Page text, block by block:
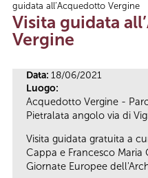
Tu sei qui
guidata all’Acquedotto Vergine
Visita guidata
Vergine
Data: 18/06/2021
Luogo:
Acquedotto Vergine -
Pietralata angolo via di
Visita guidata gratuita a
Cappa e Francesco
Giornate Europee